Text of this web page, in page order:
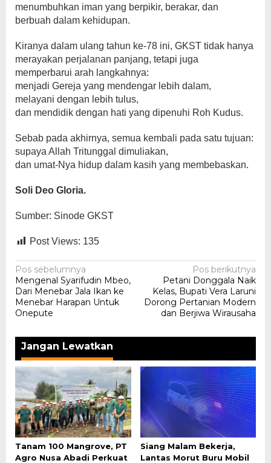
menumbuhkan iman yang berpikir, berakar, dan
berbuah dalam kehidupan.
Kiranya dalam ulang tahun ke-78 ini, GKST tidak hanya
merayakan perjalanan panjang, tetapi juga
memperbarui arah langkahnya:
menjadi Gereja yang mendengar lebih dalam,
melayani dengan lebih tulus,
dan mendidik dengan hati yang dipenuhi Roh Kudus.
Sebab pada akhirnya, semua kembali pada satu tujuan:
supaya Allah Tritunggal dimuliakan,
dan umat-Nya hidup dalam kasih yang membebaskan.
Soli Deo Gloria.
Sumber: Sinode GKST
Post Views: 135
Navigasi
pos
Pos sebelumnya
Mengenal Syarifudin Mbeo,
Dari Menebar Jala Ikan ke
Menebar Harapan Untuk
Onepute
Pos berikutnya
Petani Donggala Naik
Kelas, Bupati Vera Laruni
Dorong Pertanian Modern
dan Berjiwa Wirausaha
Jangan Lewatkan
Tanam 100 Mangrove, PT
Agro Nusa Abadi Perkuat
Siang Malam Bekerja,
Lantas Morut Buru Mobil